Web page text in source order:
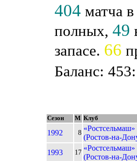
404 матча
полных, 49
запасе. 66
Баланс:
Сезон М Клуб
1992 8
«Ростсельмаш»
(Ростов-на-
1993
17
«Ростсельмаш»
(Ростов-на-